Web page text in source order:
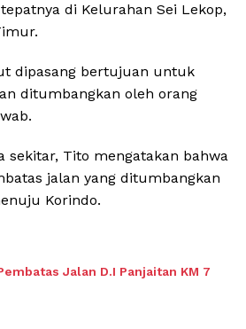
di Kelurahan Sei Lekop,
dipasang bertujuan untuk
ditumbangkan oleh orang
sekitar, Tito mengatakan bahwa
jalan yang ditumbangkan
Korindo.
Jalan D.I Panjaitan KM 7